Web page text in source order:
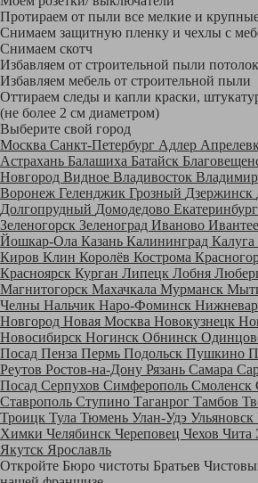
Протираем от пыли все мелкие и
Снимаем защитную пленку и чехлы с
Снимаем скотч
Избавляем от строительной пыли
Избавляем мебель от строительной пыли
Оттираем следы и капли краски,
(не более 2 см диаметром)
Выберите свой город
Москва Санкт-Петербург Адлер
Астрахань Балашиха Батайск
Новгород Видное Владивосток Владимир
Воронеж Геленджик Грозный Дзержинск
Долгопрудный Домодедово Екатеринбург
Зеленогорск Зеленоград Иваново
Йошкар-Ола Казань Калининград Калуга
Киров Клин Королёв Кострома
Красноярск Курган Липецк Лобня
Магнитогорск Махачкала Мурманск
Челны Нальчик Наро-Фоминск
Новгород Новая Москва Новокузнецк
Новосибирск Ногинск Обнинск
Посад Пенза Пермь Подольск Пушкино
Реутов Ростов-на-Дону Рязань Самара
Посад Серпухов Симферополь Смоленск
Ставрополь Ступино Таганрог Тамбов
Троицк Тула Тюмень Улан-Удэ Ульяновск
Химки Челябинск Череповец Чехов Чита
Якутск Ярославль
Откройте Бюро чистоты Братьев